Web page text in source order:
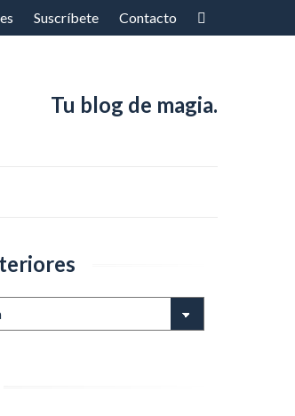
Suscríbete Contacto
Tu blog de magia.